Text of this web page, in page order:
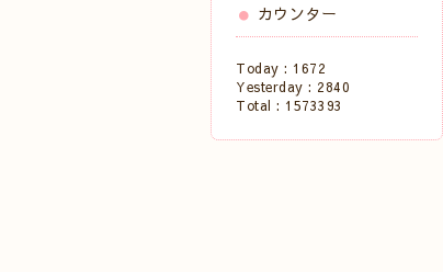
カウンター
Today : 1672
Yesterday : 2840
Total : 1573393